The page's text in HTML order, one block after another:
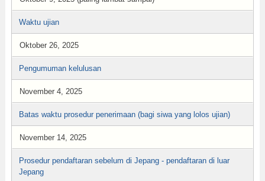
Waktu ujian
Oktober 26, 2025
Pengumuman kelulusan
November 4, 2025
Batas waktu prosedur penerimaan (bagi siwa yang lolos ujian)
November 14, 2025
Prosedur pendaftaran sebelum di Jepang - pendaftaran di luar
Jepang